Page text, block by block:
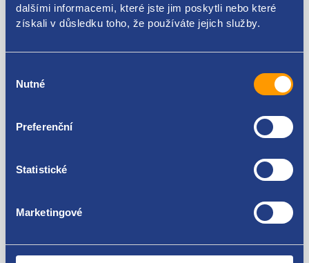
dalšími informacemi, které jste jim poskytli nebo které
získali v důsledku toho, že používáte jejich služby.
souhlasu
Nutné
Preferenční
Statistické
Marketingové
Použitelné pro vozy
Peugeot 308 I 2007-2016 1.6 16V
Citroen C4 Picasso / G.Picasso 2006 - 2015 1.6 16V
Zboží můžete vrátit do 60 dnů od